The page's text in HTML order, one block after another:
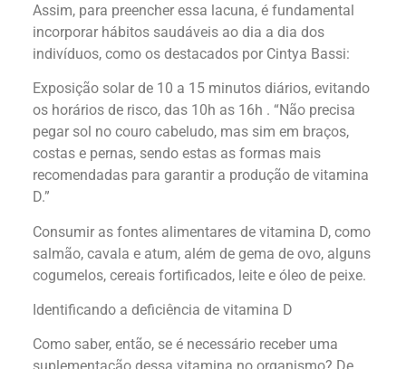
Assim, para preencher essa lacuna, é fundamental
incorporar hábitos saudáveis ao dia a dia dos
indivíduos, como os destacados por Cintya Bassi:
Exposição solar de 10 a 15 minutos diários, evitando
os horários de risco, das 10h as 16h . “Não precisa
pegar sol no couro cabeludo, mas sim em braços,
costas e pernas, sendo estas as formas mais
recomendadas para garantir a produção de vitamina
D.”
Consumir as fontes alimentares de vitamina D, como
salmão, cavala e atum, além de gema de ovo, alguns
cogumelos, cereais fortificados, leite e óleo de peixe.
Identificando a deficiência de vitamina D
Como saber, então, se é necessário receber uma